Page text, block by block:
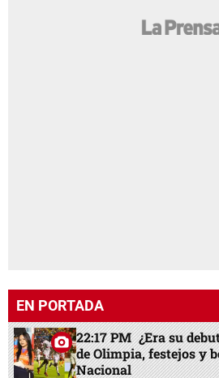
EN PORTADA
22:17 PM ¿Era su
de Olimpia, festejos y
Nacional